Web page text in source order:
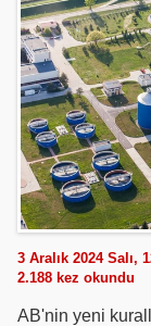
3 Aralık 2024 Salı,
2.188 kez okundu
AB'nin yeni